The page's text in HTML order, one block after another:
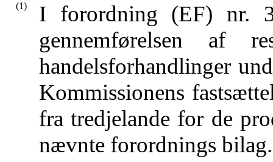
(1)
I forordning (EF) nr.
gennemførelsen af
handelsforhandlinger
Kommissionens
fra tredjelande for de
nævnte forordnings bilag.